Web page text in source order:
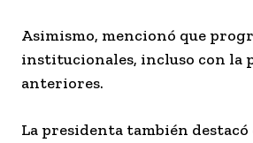
Asimismo, mencionó que
institucionales, incluso con la
anteriores.
La presidenta también